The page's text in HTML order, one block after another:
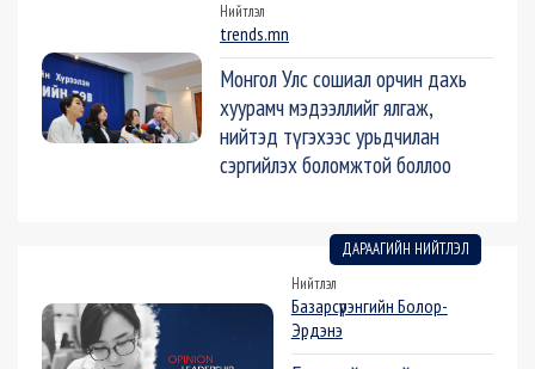
Нийтлэл
trends.mn
Монгол Улс сошиал орчин дахь
хуурамч мэдээллийг ялгаж,
нийтэд түгэхээс урьдчилан
сэргийлэх боломжтой боллоо
ДАРААГИЙН НИЙТЛЭЛ
Нийтлэл
Базарсүрэнгийн Болор-
Эрдэнэ